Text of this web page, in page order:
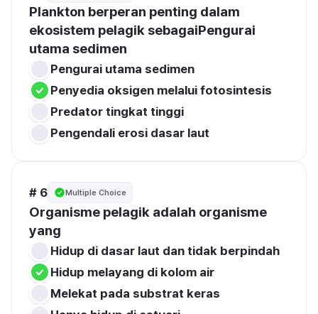
Plankton berperan penting dalam
ekosistem pelagik sebagaiPengurai
utama sedimen
Pengurai utama sedimen
Penyedia oksigen melalui fotosintesis
Predator tingkat tinggi
Pengendali erosi dasar laut
# 6 Multiple Choice
Organisme pelagik adalah organisme
yang